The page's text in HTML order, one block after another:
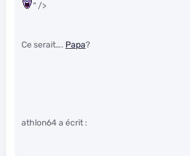
" />
Ce serait…. Papa?
athlon64 a écrit :